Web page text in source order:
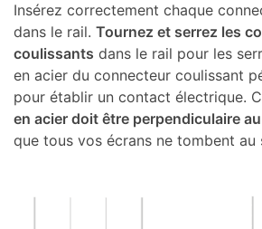
Insérez correctement chaque
dans le rail. Tournez et serrez les
coulissants dans le rail pour les
en acier du connecteur coulissant
pour établir un contact électrique.
en acier doit être perpendiculaire
que tous vos écrans ne tombent au